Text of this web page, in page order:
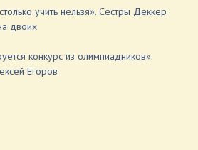
учить нельзя». Сестры Деккер
двоих
конкурс из олимпиадников».
Егоров